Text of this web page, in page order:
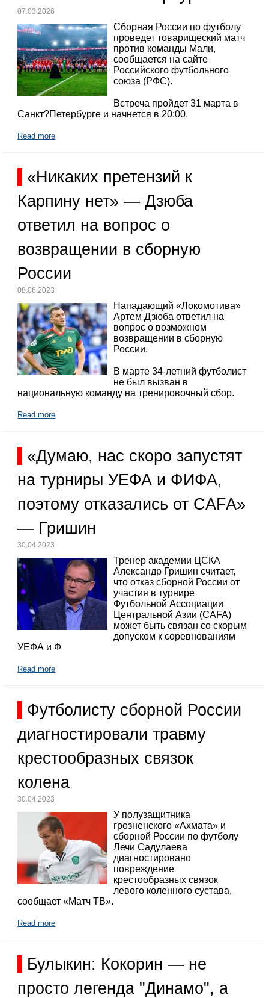
07.03.2026
Сборная России по футболу
проведет товарищеский матч
против команды Мали,
сообщается на сайте
Российского футбольного
союза (РФС).
Встреча пройдет 31 марта в
Санкт?Петербурге и начнется в 20:00.
Read more
«Никаких претензий к
Карпину нет» — Дзюба
ответил на вопрос о
возвращении в сборную
России
08.06.2023
Нападающий «Локомотива»
Артем Дзюба ответил на
вопрос о возможном
возвращении в сборную
России.
В марте 34-летний футболист
не был вызван в
национальную команду на тренировочный сбор.
Read more
«Думаю, нас скоро запустят
на турниры УЕФА и ФИФА,
поэтому отказались от CAFA»
— Гришин
30.04.2023
Тренер академии ЦСКА
Александр Гришин считает,
что отказ сборной России от
участия в турнире
Футбольной Ассоциации
Центральной Азии (CAFA)
может быть связан со скорым
допуском к соревнованиям
УЕФА и Ф
Read more
Футболисту сборной России
диагностировали травму
крестообразных связок
колена
30.04.2023
У полузащитника
грозненского «Ахмата» и
сборной России по футболу
Лечи Садулаева
диагностировано
повреждение
крестообразных связок
левого коленного сустава,
сообщает «Матч ТВ».
Read more
Булыкин: Кокорин — не
просто легенда "Динамо", а